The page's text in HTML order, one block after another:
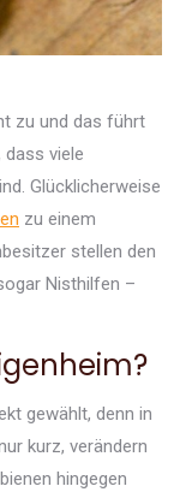
zu und das führt
dass viele
Glücklicherweise
zu einem
stellen den
Nisthilfen –
gewählt, denn in
kurz, verändern
hingegen